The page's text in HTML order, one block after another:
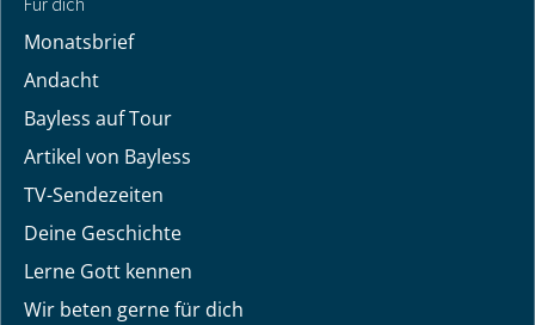
Monatsbrief
Andacht
Bayless auf Tour
Artikel von Bayless
TV-Sendezeiten
Deine Geschichte
Lerne Gott kennen
Wir beten gerne für dich